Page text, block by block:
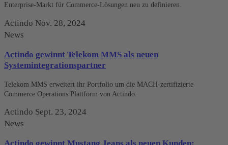
Enterprise-Markt für Commerce-Lösungen neu zu definieren.
Actindo Nov. 28, 2024
News
Actindo gewinnt Telekom MMS als neuen
Systemintegrationspartner
Telekom MMS erweitert ihr Portfolio um die MACH-zertifizierte
Commerce Operations Plattform von Actindo.
Actindo Sept. 23, 2024
News